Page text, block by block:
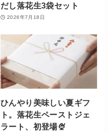
だし落花生3袋セット
2026年7月18日
ひんやり美味しい夏ギフ
ト。落花生ペーストジェ
ラート、初登場🍨